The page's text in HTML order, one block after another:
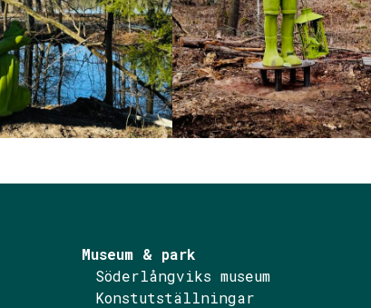
Museum & park
Söderlångviks museum
Konstutställningar